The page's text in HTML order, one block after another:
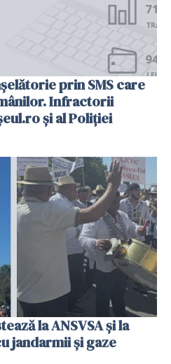
prin SMS care
Infractorii
și al Poliției
la ANSVSA și la
jandarmii și gaze